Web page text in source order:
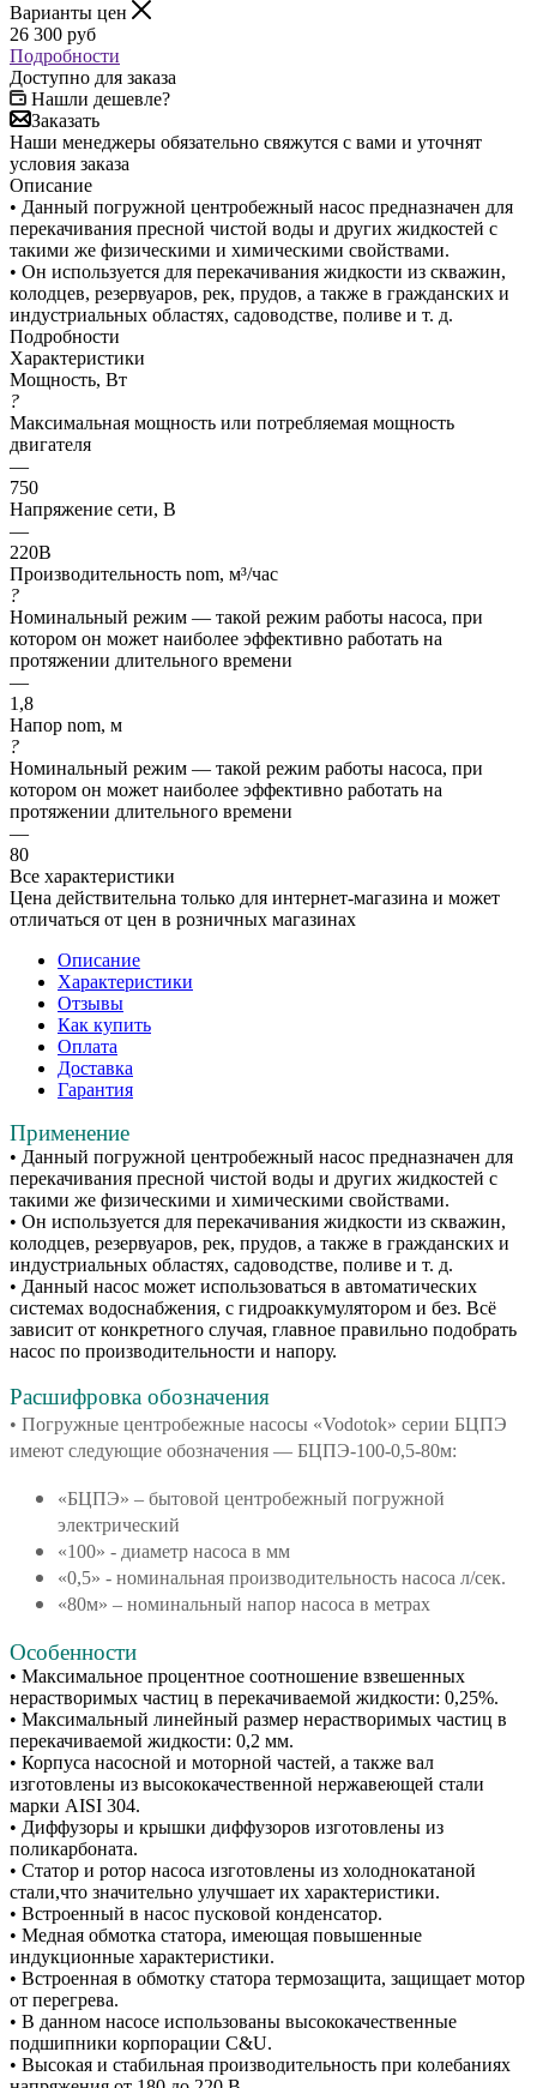
Варианты цен
26 300 руб
Подробности
Доступно для заказа
Нашли дешевле?
Заказать
Наши менеджеры обязательно свяжутся с вами и уточнят
условия заказа
Описание
• Данный погружной центробежный насос предназначен для
перекачивания пресной чистой воды и других жидкостей с
такими же физическими и химическими свойствами.
• Он используется для перекачивания жидкости из скважин,
колодцев, резервуаров, рек, прудов, а также в гражданских и
индустриальных областях, садоводстве, поливе и т. д.
Подробности
Характеристики
Мощность, Вт
?
Максимальная мощность или потребляемая мощность
двигателя
—
750
Напряжение сети, В
—
220В
Производительность nom, м³/час
?
Номинальный режим — такой режим работы насоса, при
котором он может наиболее эффективно работать на
протяжении длительного времени
—
1,8
Напор nom, м
?
Номинальный режим — такой режим работы насоса, при
котором он может наиболее эффективно работать на
протяжении длительного времени
—
80
Все характеристики
Цена действительна только для интернет-магазина и может
отличаться от цен в розничных магазинах
Описание
Характеристики
Отзывы
Как купить
Оплата
Доставка
Гарантия
Применение
• Данный погружной центробежный насос предназначен для
перекачивания пресной чистой воды и других жидкостей с
такими же физическими и химическими свойствами.
• Он используется для перекачивания жидкости из скважин,
колодцев, резервуаров, рек, прудов, а также в гражданских и
индустриальных областях, садоводстве, поливе и т. д.
• Данный насос может использоваться в автоматических
системах водоснабжения, с гидроаккумулятором и без. Всё
зависит от конкретного случая, главное правильно подобрать
насос по производительности и напору.
Расшифровка обозначения
• Погружные центробежные насосы «Vodotok» серии БЦПЭ
имеют следующие обозначения — БЦПЭ-100-0,5-80м:
«БЦПЭ» – бытовой центробежный погружной
электрический
«100» - диаметр насоса в мм
«0,5» - номинальная производительность насоса л/сек.
«80м» – номинальный напор насоса в метрах
Особенности
• Максимальное процентное соотношение взвешенных
нерастворимых частиц в перекачиваемой жидкости: 0,25%.
• Максимальный линейный размер нерастворимых частиц в
перекачиваемой жидкости: 0,2 мм.
• Корпуса насосной и моторной частей, а также вал
изготовлены из высококачественной нержавеющей стали
марки AISI 304.
• Диффузоры и крышки диффузоров изготовлены из
поликарбоната.
• Статор и ротор насоса изготовлены из холоднокатаной
стали,что значительно улучшает их характеристики.
• Встроенный в насос пусковой конденсатор.
• Медная обмотка статора, имеющая повышенные
индукционные характеристики.
• Встроенная в обмотку статора термозащита, защищает мотор
от перегрева.
• В данном насосе использованы высококачественные
подшипники корпорации C&U.
• Высокая и стабильная производительность при колебаниях